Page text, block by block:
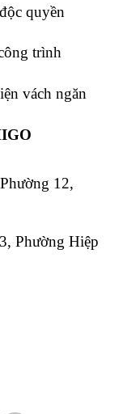
quyền
trình
vách ngăn
12,
Phường Hiệp